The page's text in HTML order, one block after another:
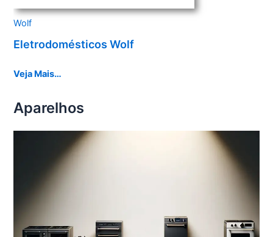
Wolf
Eletrodomésticos Wolf
Veja Mais…
Aparelhos